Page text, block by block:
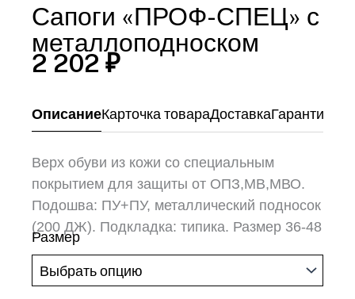
Сапоги «ПРОФ-СПЕЦ» с
металлоподноском
2 202 ₽
ОписаниеКарточка товараДоставкаГарантия и
Верх обуви из кожи со специальным
покрытием для защиты от ОПЗ,МВ,МВО.
Подошва: ПУ+ПУ, металлический подносок
(200 ДЖ). Подкладка: типика. Размер 36-48
Размер
Количество
товара
Сапоги
"ПРОФ-
СПЕЦ"
с